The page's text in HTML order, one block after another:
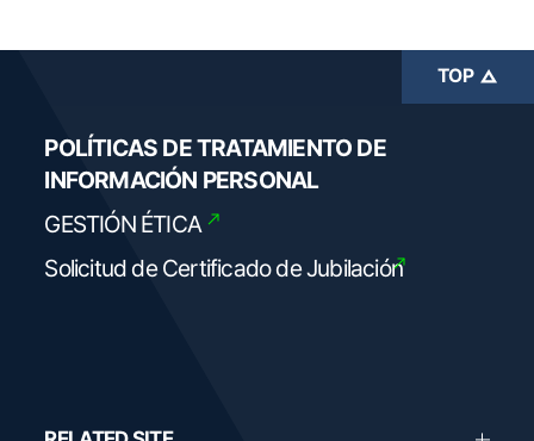
POLÍTICAS DE TRATAMIENTO DE
INFORMACIÓN PERSONAL
GESTIÓN ÉTICA
Solicitud de Certificadode Jubilación
TOP